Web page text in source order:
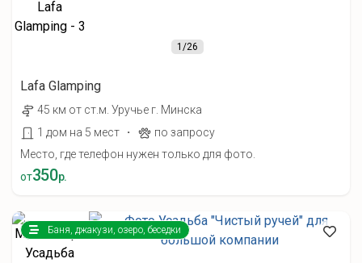
1/26
Lafa Glamping
45 км от ст.м. Уручье г. Минска
1 дом на 5 мест
·
по запросу
Место, где телефон нужен только для фото.
от350р.
Баня, джакузи, озеро, беседки